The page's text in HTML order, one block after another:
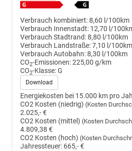
Verbrauch kombiniert:8,60 l/100km
Verbrauch Innenstadt: 12,70 l/
Verbrauch Stadtrand:8,80 l/100km
Verbrauch Landstraße:7,10 l/100km
Verbrauch Autobahn:8,30 l/100km
CO2-Emissionen:225,00 g/km
CO2-Klasse:G
Download
Energiekosten bei 15.000 km pro
CO2 Kosten (niedrig) (Kosten
2.025,- €
CO2 Kosten (mittel) (Kosten
4.809,38 €
CO2 Kosten (hoch) (Kosten
Jahressteuer: 665,- €